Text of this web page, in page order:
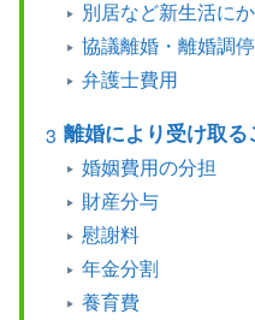
別居など新生活に
協議離婚・離婚調
弁護士費用
離婚により受け取
婚姻費用の分担
財産分与
慰謝料
年金分割
養育費